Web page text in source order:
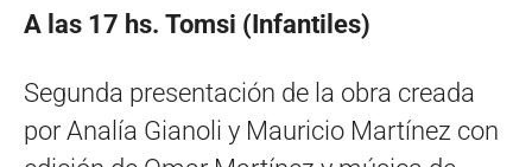
A las 17 hs. Tomsi (Infantiles)
Segunda presentación de la obra creada
por Analía Gianoli y Mauricio Martínez con